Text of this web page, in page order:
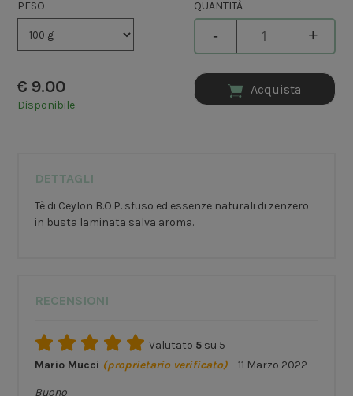
PESO
€ 9.00
Disponibile
QUANTITÀ
- +
Acquista
DETTAGLI
Tè di Ceylon B.O.P. sfuso ed essenze naturali di zenzero
in busta laminata salva aroma.
RECENSIONI
Valutato 5 su 5
Mario Mucci (proprietario verificato) – 11 Marzo 2022
Buono